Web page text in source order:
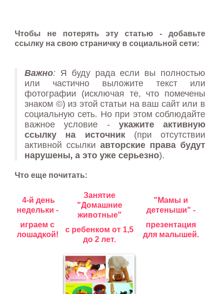
Чтобы не потерять эту статью - добавьте
ссылку на свою страничку в социальной сети:
Важно: Я буду рада если вы полностью
или частично выложите текст или
фотографии (исключая те, что помечены
знаком ©) из этой статьи на ваш сайт или в
социальную сеть. Но при этом соблюдайте
важное условие - укажите активную
ссылку на источник(при отсутствии
активной ссылки авторские права будут
нарушены, а это уже серьезно).
Что еще почитать:
4-й день
недельки -
играем с
лошадкой!
Занятие
"Домашние
животные"
с ребенком от 1,5
до 2 лет.
"Мамы и
детеныши" -
презентация
для малышей.